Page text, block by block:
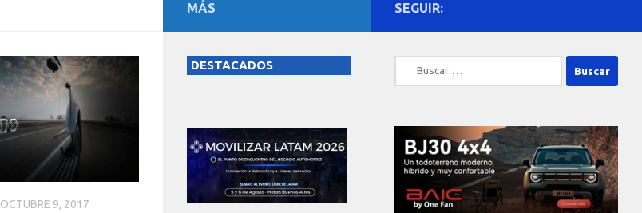
OCTUBRE 9, 2017
SEGUIR:
Buscar:
MÁS
DESTACADOS